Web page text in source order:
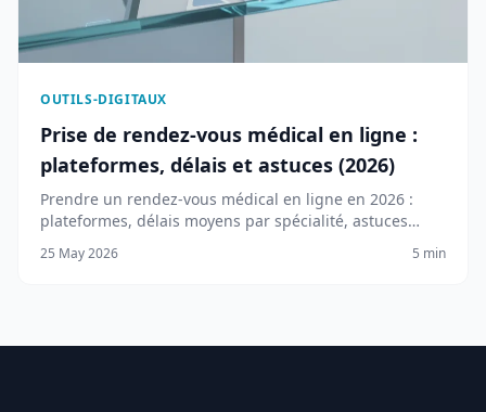
OUTILS-DIGITAUX
Prise de rendez-vous médical en ligne :
plateformes, délais et astuces (2026)
Prendre un rendez-vous médical en ligne en 2026 :
plateformes, délais moyens par spécialité, astuces
pour obtenir un créneau rapidement et fonctionnalités
clés.
25 May 2026 5 min